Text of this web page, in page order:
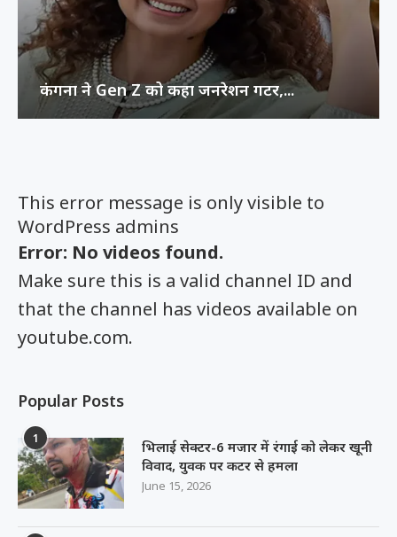
This error message is only visible to
WordPress admins
Error: No videos found.
Make sure this is a valid channel ID and
that the channel has videos available on
youtube.com.
Popular Posts
1
भिलाई सेक्टर-6 मजार में रंगाई को लेकर खूनी
विवाद, युवक पर कटर से हमला
June 15, 2026
कंगना ने Gen Z को कहा जनरेशन गटर,...